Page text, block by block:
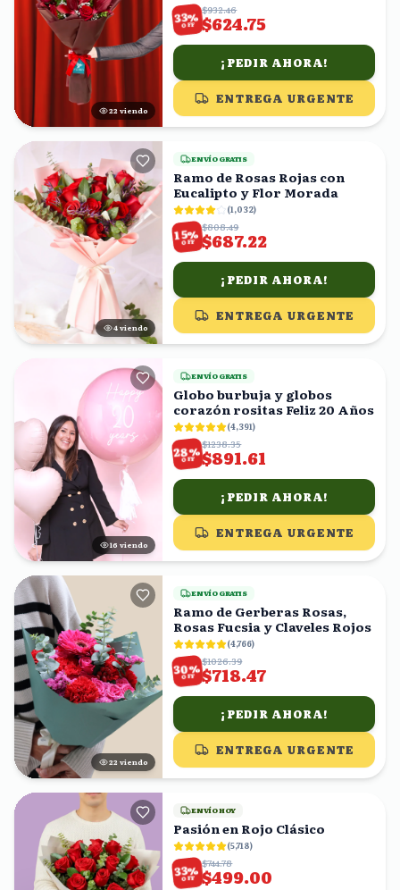
21 viendo
33%
OFF
$932.46
$624.75
¡PEDIR AHORA!
ENTREGA URGENTE
3 viendo
ENVÍO GRATIS
Ramo de Rosas Rojas con
Eucalipto y Flor Morada
(1,032)
15%
OFF
$808.49
$687.22
¡PEDIR AHORA!
ENTREGA URGENTE
17 viendo
ENVÍO GRATIS
Globo burbuja y globos
corazón rositas Feliz 20 Años
(4,391)
28%
OFF
$1238.35
$891.61
¡PEDIR AHORA!
ENTREGA URGENTE
22 viendo
ENVÍO GRATIS
Ramo de Gerberas Rosas,
Rosas Fucsia y Claveles Rojos
(4,766)
30%
OFF
$1026.39
$718.47
¡PEDIR AHORA!
ENTREGA URGENTE
ENVÍO HOY
Pasión en Rojo Clásico
(5,718)
33%
OFF
$744.78
$499.00